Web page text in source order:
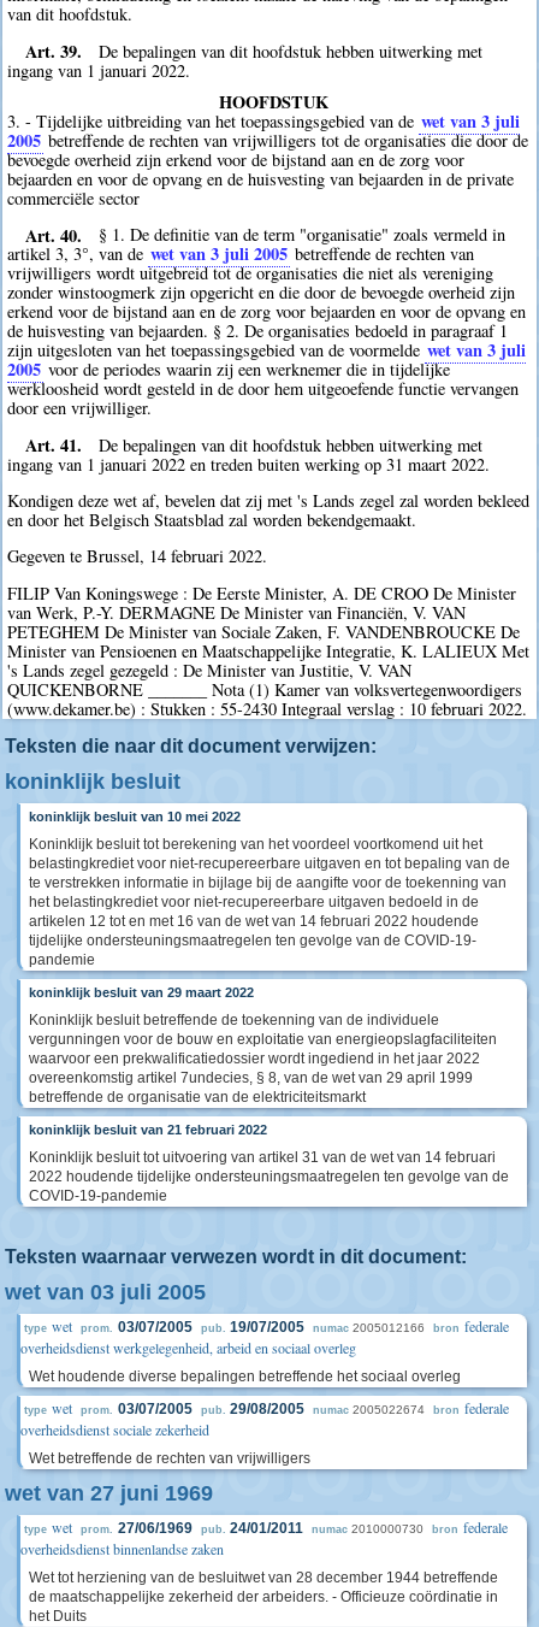
van dit hoofdstuk.
Art. 39.
De bepalingen van dit hoofdstuk hebben uitwerking met
ingang van 1 januari 2022.
HOOFDSTUK
3. - Tijdelijke uitbreiding van het toepassingsgebied van de wet van 3 juli
2005 betreffende de rechten van vrijwilligers tot de organisaties die door de
bevoegde overheid zijn erkend voor de bijstand aan en de zorg voor
bejaarden en voor de opvang en de huisvesting van bejaarden in de private
commerciële sector
Art. 40.
§ 1. De definitie van de term "organisatie" zoals vermeld in
artikel 3, 3°, van de wet van 3 juli 2005 betreffende de rechten van
vrijwilligers wordt uitgebreid tot de organisaties die niet als vereniging
zonder winstoogmerk zijn opgericht en die door de bevoegde overheid zijn
erkend voor de bijstand aan en de zorg voor bejaarden en voor de opvang en
de huisvesting van bejaarden. § 2. De organisaties bedoeld in paragraaf 1
zijn uitgesloten van het toepassingsgebied van de voormelde wet van 3 juli
2005 voor de periodes waarin zij een werknemer die in tijdelijke
werkloosheid wordt gesteld in de door hem uitgeoefende functie vervangen
door een vrijwilliger.
Art. 41.
De bepalingen van dit hoofdstuk hebben uitwerking met
ingang van 1 januari 2022 en treden buiten werking op 31 maart 2022.
Kondigen deze wet af, bevelen dat zij met 's Lands zegel zal worden bekleed
en door het Belgisch Staatsblad zal worden bekendgemaakt.
Gegeven te Brussel, 14 februari 2022.
FILIP Van Koningswege : De Eerste Minister, A. DE CROO De Minister
van Werk, P.-Y. DERMAGNE De Minister van Financiën, V. VAN
PETEGHEM De Minister van Sociale Zaken, F. VANDENBROUCKE De
Minister van Pensioenen en Maatschappelijke Integratie, K. LALIEUX Met
's Lands zegel gezegeld : De Minister van Justitie, V. VAN
QUICKENBORNE _______ Nota (1) Kamer van volksvertegenwoordigers
(www.dekamer.be) : Stukken : 55-2430 Integraal verslag : 10 februari 2022.
Teksten die naar dit document verwijzen:
koninklijk besluit
koninklijk besluit van 10 mei 2022
Koninklijk besluit tot berekening van het voordeel voortkomend uit het
belastingkrediet voor niet-recupereerbare uitgaven en tot bepaling van de
te verstrekken informatie in bijlage bij de aangifte voor de toekenning van
het belastingkrediet voor niet-recupereerbare uitgaven bedoeld in de
artikelen 12 tot en met 16 van de wet van 14 februari 2022 houdende
tijdelijke ondersteuningsmaatregelen ten gevolge van de COVID-19-
pandemie
koninklijk besluit van 29 maart 2022
Koninklijk besluit betreffende de toekenning van de individuele
vergunningen voor de bouw en exploitatie van energieopslagfaciliteiten
waarvoor een prekwalificatiedossier wordt ingediend in het jaar 2022
overeenkomstig artikel 7undecies, § 8, van de wet van 29 april 1999
betreffende de organisatie van de elektriciteitsmarkt
koninklijk besluit van 21 februari 2022
Koninklijk besluit tot uitvoering van artikel 31 van de wet van 14 februari
2022 houdende tijdelijke ondersteuningsmaatregelen ten gevolge van de
COVID-19-pandemie
Teksten waarnaar verwezen wordt in dit document:
wet van 03 juli 2005
type wet prom. 03/07/2005 pub. 19/07/2005 numac 2005012166 bron federale
overheidsdienst werkgelegenheid, arbeid en sociaal overleg
Wet houdende diverse bepalingen betreffende het sociaal overleg
type wet prom. 03/07/2005 pub. 29/08/2005 numac 2005022674 bron federale
overheidsdienst sociale zekerheid
Wet betreffende de rechten van vrijwilligers
wet van 27 juni 1969
type wet prom. 27/06/1969 pub. 24/01/2011 numac 2010000730 bron federale
overheidsdienst binnenlandse zaken
Wet tot herziening van de besluitwet van 28 december 1944 betreffende
de maatschappelijke zekerheid der arbeiders. - Officieuze coördinatie in
het Duits